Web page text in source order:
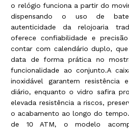
o relógio funciona a partir do
dispensando o uso de
autenticidade da relojoaria
oferece confiabilidade e
contar com calendário duplo,
data de forma prática no
funcionalidade ao conjunto.A
inoxidável garantem
diário, enquanto o vidro safira
elevada resistência a riscos,
o acabamento ao longo do
de 10 ATM, o modelo